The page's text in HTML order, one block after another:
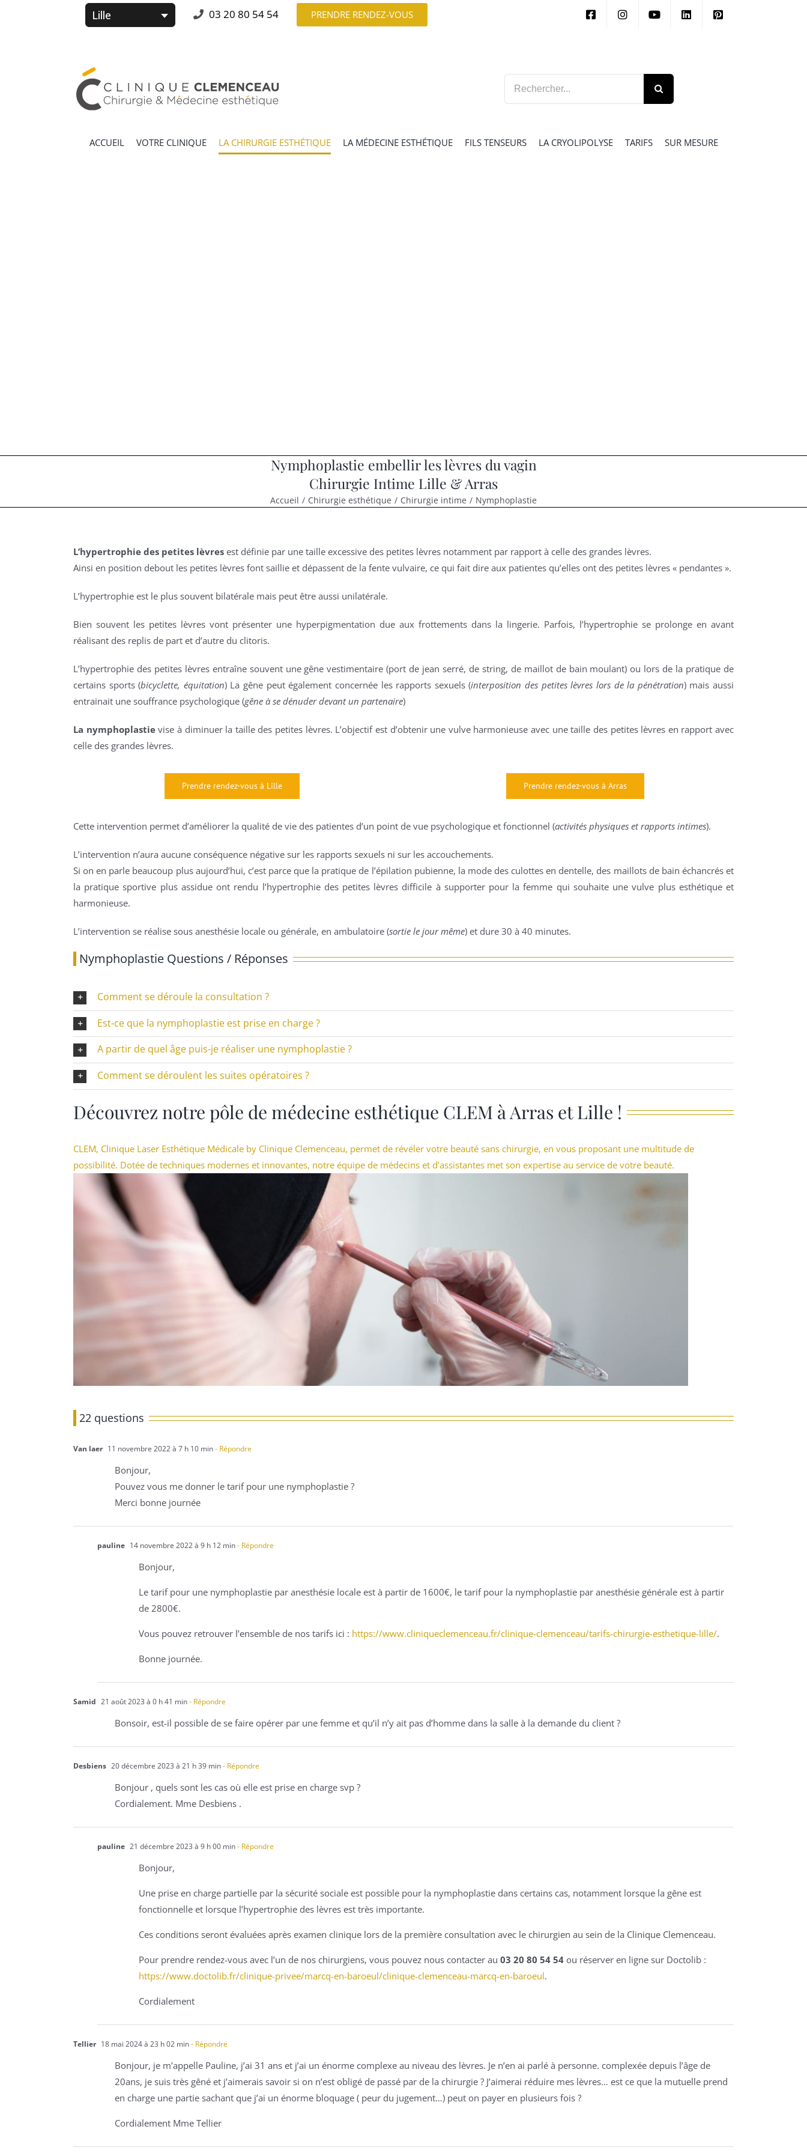
03 20 80 54 54 PRENDRE RENDEZ-VOUS
Rechercher:
ACCUEIL VOTRE CLINIQUE LA CHIRURGIE ESTHÉTIQUE LA MÉDECINE ESTHÉTIQUE FILS TENSEURS LA CRYOLIPOLYSE TARIFS SUR MESURE
Nymphoplastie embellir les lèvres du vagin
Chirurgie Intime Lille & Arras
Accueil / Chirurgie esthétique / Chirurgie intime / Nymphoplastie
L’hypertrophie des petites lèvres est définie par une taille excessive des petites lèvres notamment par rapport à celle des grandes lèvres.
Ainsi en position debout les petites lèvres font saillie et dépassent de la fente vulvaire, ce qui fait dire aux patientes qu’elles ont des petites lèvres « pendantes ».
L’hypertrophie est le plus souvent bilatérale mais peut être aussi unilatérale.
Bien souvent les petites lèvres vont présenter une hyperpigmentation due aux frottements dans la lingerie. Parfois, l’hypertrophie se prolonge en avant
réalisant des replis de part et d’autre du clitoris.
L’hypertrophie des petites lèvres entraîne souvent une gêne vestimentaire (port de jean serré, de string, de maillot de bain moulant) ou lors de la pratique de
certains sports (bicyclette, équitation) La gêne peut également concernée les rapports sexuels (interposition des petites lèvres lors de la pénétration) mais aussi
entrainait une souffrance psychologique (gêne à se dénuder devant un partenaire)
La nymphoplastievise à diminuer la taille des petites lèvres. L’objectif est d’obtenir une vulve harmonieuse avec une taille des petites lèvres en rapport avec
celle des grandes lèvres.
Prendre rendez-vous à Lille Prendre rendez-vous à Arras
Cette intervention permet d’améliorer la qualité de vie des patientes d’un point de vue psychologique et fonctionnel (activités physiques et rapports intimes).
L’intervention n’aura aucune conséquence négative sur les rapports sexuels ni sur les accouchements.
Si on en parle beaucoup plus aujourd’hui, c’est parce que la pratique de l’épilation pubienne, la mode des culottes en dentelle, des maillots de bain échancrés et
la pratique sportive plus assidue ont rendu l’hypertrophie des petites lèvres difficile à supporter pour la femme qui souhaite une vulve plus esthétique et
harmonieuse.
L’intervention se réalise sous anesthésie locale ou générale, en ambulatoire (sortie le jour même) et dure 30 à 40 minutes.
Nymphoplastie Questions / Réponses
Comment se déroule la consultation ?
Est-ce que la nymphoplastie est prise en charge ?
A partir de quel âge puis-je réaliser une nymphoplastie ?
Comment se déroulent les suites opératoires ?
Découvrez notre pôle de médecine esthétique CLEM à Arras et Lille !
CLEM, Clinique Laser Esthétique Médicale by Clinique Clemenceau, permet de révéler votre beauté sans chirurgie, en vous proposant une multitude de
possibilité. Dotée de techniques modernes et innovantes, notre équipe de médecins et d’assistantes met son expertise au service de votre beauté.
22 questions
Van laer 11 novembre 2022 à 7 h 10 min- Répondre
Bonjour,
Pouvez vous me donner le tarif pour une nymphoplastie ?
Merci bonne journée
pauline 14 novembre 2022 à 9 h 12 min- Répondre
Bonjour,
Le tarif pour une nymphoplastie par anesthésie locale est à partir de 1600€, le tarif pour la nymphoplastie par anesthésie générale est à partir
de 2800€.
Vous pouvez retrouver l’ensemble de nos tarifs ici : https://www.cliniqueclemenceau.fr/clinique-clemenceau/tarifs-chirurgie-esthetique-lille/.
Bonne journée.
Samid 21 août 2023 à 0 h 41 min- Répondre
Bonsoir, est-il possible de se faire opérer par une femme et qu’il n’y ait pas d’homme dans la salle à la demande du client ?
Desbiens 20 décembre 2023 à 21 h 39 min- Répondre
Bonjour , quels sont les cas où elle est prise en charge svp ?
Cordialement. Mme Desbiens .
pauline 21 décembre 2023 à 9 h 00 min- Répondre
Bonjour,
Une prise en charge partielle par la sécurité sociale est possible pour la nymphoplastie dans certains cas, notamment lorsque la gêne est
fonctionnelle et lorsque l’hypertrophie des lèvres est très importante.
Ces conditions seront évaluées après examen clinique lors de la première consultation avec le chirurgien au sein de la Clinique Clemenceau.
Pour prendre rendez-vous avec l’un de nos chirurgiens, vous pouvez nous contacter au 03 20 80 54 54 ou réserver en ligne sur Doctolib :
https://www.doctolib.fr/clinique-privee/marcq-en-baroeul/clinique-clemenceau-marcq-en-baroeul.
Cordialement
Tellier 18 mai 2024 à 23 h 02 min- Répondre
Bonjour, je m’appelle Pauline, j’ai 31 ans et j’ai un énorme complexe au niveau des lèvres. Je n’en ai parlé à personne. complexée depuis l’âge de
20ans, je suis très gêné et j’aimerais savoir si on n’est obligé de passé par de la chirurgie ? J’aimerai réduire mes lèvres… est ce que la mutuelle prend
en charge une partie sachant que j’ai un énorme bloquage ( peur du jugement…) peut on payer en plusieurs fois ?
Cordialement Mme Tellier